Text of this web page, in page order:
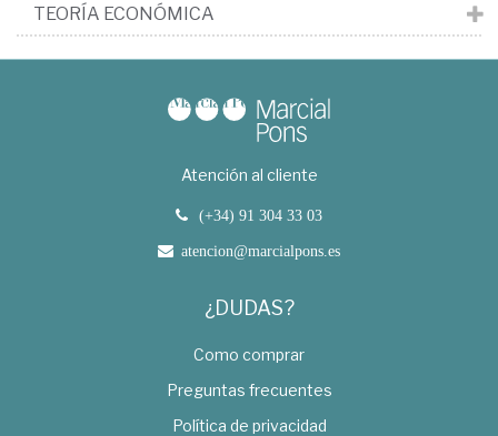
TEORÍA ECONÓMICA
Atención al cliente
(+34) 91 304 33 03
atencion@marcialpons.es
¿DUDAS?
Como comprar
Preguntas frecuentes
Política de privacidad